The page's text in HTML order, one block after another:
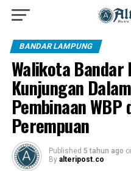
BANDAR LAMPUNG
Walikota Bandar
Kunjungan
Pembinaan
Perempuan
Published 5 tahun ago
By alteripost.co